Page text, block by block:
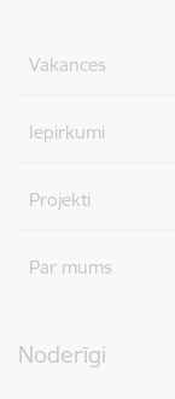
Vakances
Iepirkumi
Projekti
Par mums
Noderīgi